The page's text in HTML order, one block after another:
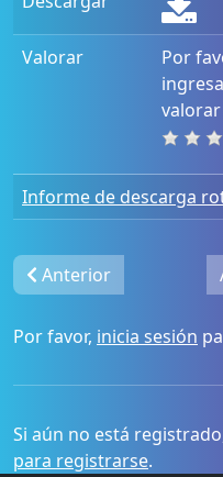
Valorar
Por
Informe de descarga
Anterior
Por favor, inicia sesión
Si aún no está
para registrarse.